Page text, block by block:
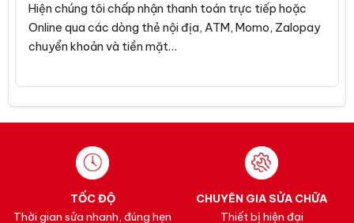
Hiện chúng tôi chấp nhận thanh toán trực tiếp hoặc
Online qua các dòng thẻ nội địa, ATM, Momo, Zalopay
chuyển khoản và tiền mặt…
TỐC ĐỘ
Thời gian sửa nhanh, đúng hẹn
CHUYÊN GIA SỬA CHỮA
Thiết bị hiện đại